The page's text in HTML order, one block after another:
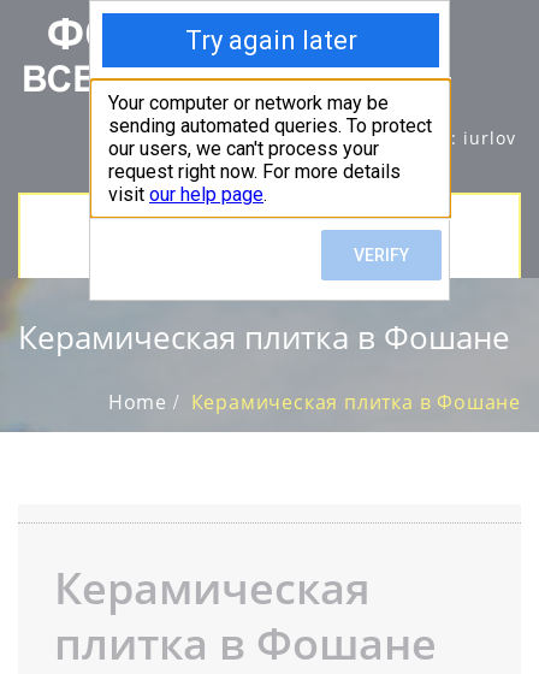
info@foshan.su Wechat id: iurlov
TOGGLE
NAVIGATION
Керамическая плитка в Фошане
Home Керамическая плитка в Фошане
Керамическая
плитка в Фошане